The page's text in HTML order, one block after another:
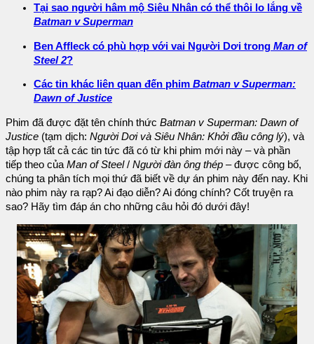
Tại sao người hâm mộ Siêu Nhân có thể thôi lo lắng về
Batman v Superman
Ben Affleck có phù hợp với vai Người Dơi trong Man of
Steel 2?
Các tin khác liên quan đến phim Batman v Superman:
Dawn of Justice
Phim đã được đặt tên chính thức Batman v Superman: Dawn of
Justice (tạm dịch: Người Dơi và Siêu Nhân: Khởi đầu công lý), và
tập hợp tất cả các tin tức đã có từ khi phim mới này – và phần
tiếp theo của Man of Steel/ Người đàn ông thép – được công bố,
chúng ta phân tích mọi thứ đã biết về dự án phim này đến nay. Khi
nào phim này ra rạp? Ai đạo diễn? Ai đóng chính? Cốt truyện ra
sao? Hãy tìm đáp án cho những câu hỏi đó dưới đây!